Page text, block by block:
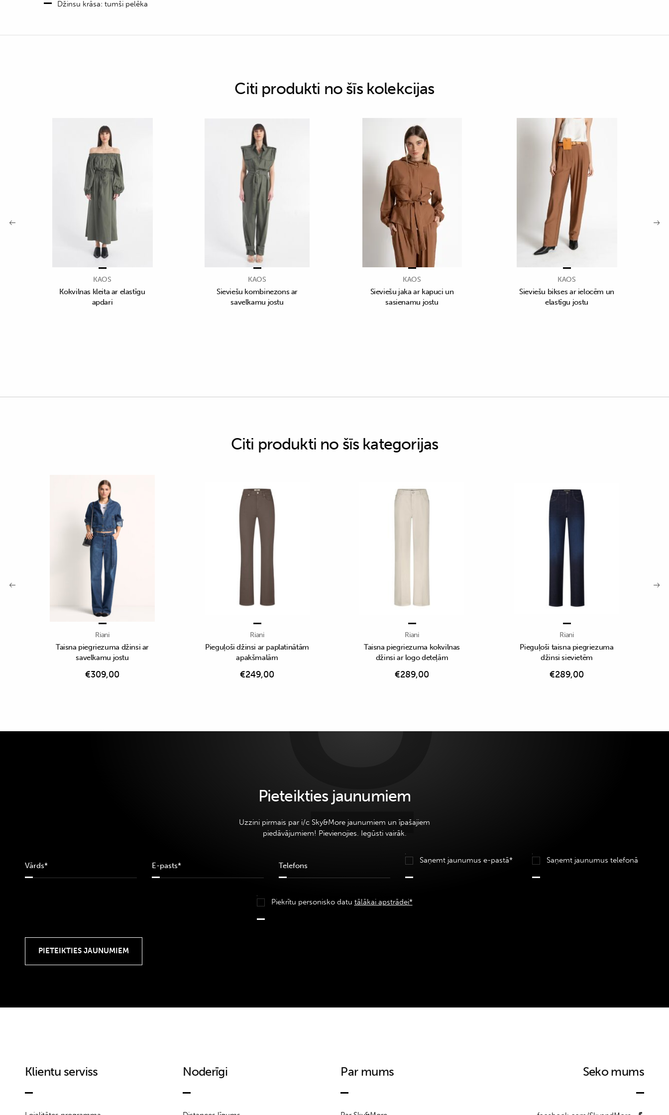
Džinsu krāsa: tumši pelēka
Citi produkti no šīs kolekcijas
KAOS
Kokvilnas kleita ar elastīgu
apdari
KAOS
Sieviešu kombinezons ar
savelkamu jostu
KAOS
Sieviešu jaka ar kapuci un
sasienamu jostu
KAOS
Sieviešu bikses ar ielocēm un
elastīgu jostu
Citi produkti no šīs kategorijas
Riani
Taisna piegriezuma džinsi ar
savelkamu jostu
€309,00
Riani
Pieguļoši džinsi ar paplatinātām
apakšmalām
€249,00
Riani
Taisna piegriezuma kokvilnas
džinsi ar logo deteļām
€289,00
Riani
Pieguļoši taisna piegriezuma
džinsi sievietēm
€289,00
Pieteikties jaunumiem
Uzzini pirmais par i/c Sky&More jaunumiem un īpašajiem
piedāvājumiem! Pievienojies. Iegūsti vairāk.
Saņemt jaunumus e-pastā* Saņemt jaunumus telefonā
Piekrītu personisko datu tālākai apstrādei*
Klientu serviss Noderīgi Par mums Seko mums